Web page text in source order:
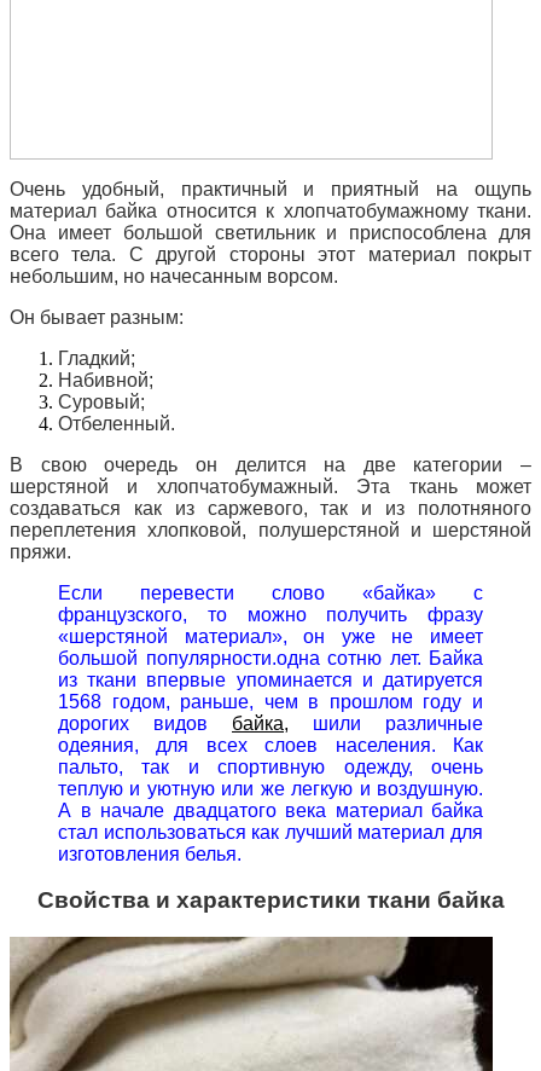
Очень удобный, практичный и приятный на ощупь
материал байка относится к хлопчатобумажному ткани.
Она имеет большой светильник и приспособлена для
всего тела. С другой стороны этот материал покрыт
небольшим, но начесанным ворсом.
Он бывает разным:
Гладкий;
Набивной;
Суровый;
Отбеленный.
В свою очередь он делится на две категории –
шерстяной и хлопчатобумажный. Эта ткань может
создаваться как из саржевого, так и из полотняного
переплетения хлопковой, полушерстяной и шерстяной
пряжи.
Если перевести слово «байка» с
французского, то можно получить фразу
«шерстяной материал», он уже не имеет
большой популярности.одна сотню лет. Байка
из ткани впервые упоминается и датируется
1568 годом, раньше, чем в прошлом году и
дорогих видов байка, шили различные
одеяния, для всех слоев населения.
Как
пальто, так и спортивную одежду, очень
теплую и уютную или же легкую и воздушную.
А в начале двадцатого века материал байка
стал использоваться как лучший материал для
изготовления белья.
Свойства и характеристики ткани байка